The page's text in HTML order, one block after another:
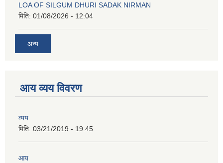
LOA OF SILGUM DHURI SADAK NIRMAN
मिति: 01/08/2026 - 12:04
अन्य
आय व्यय विवरण
व्यय
मिति: 03/21/2019 - 19:45
आय